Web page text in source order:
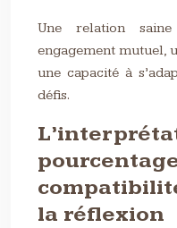
Une relation
engagement mutuel,
une capacité à
défis.
la réflexion